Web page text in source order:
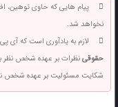
پیام هایی که حاوی توهین،
نخواهد شد.
لازم به یادآوری است که
حقوقینظرات بر عهده شخص نظر
شکایت مسئولیت بر عهده شخص